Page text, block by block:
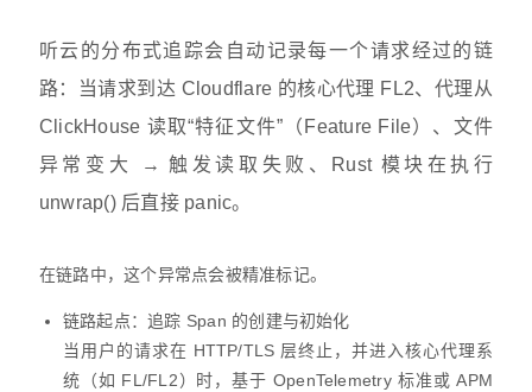
听云的分布式追踪会自动记录每一个请求经过的链
路：当请求到达 Cloudflare 的核心代理 FL2、代理从
ClickHouse 读取“特征文件”（Feature File）、文件
异常变大 → 触发读取失败、Rust 模块在执行
unwrap() 后直接 panic。
在链路中，这个异常点会被精准标记。
链路起点：追踪 Span 的创建与初始化
当用户的请求在 HTTP/TLS 层终止，并进入核心代理系
统（如 FL/FL2）时，基于 OpenTelemetry 标准或 APM